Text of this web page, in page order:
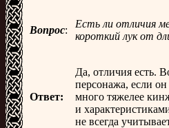
Вопрос:
Есть ли отличия
короткий лук от
Ответ:
Да, отличия есть.
персонажа, если
много тяжелее
и
не всегда